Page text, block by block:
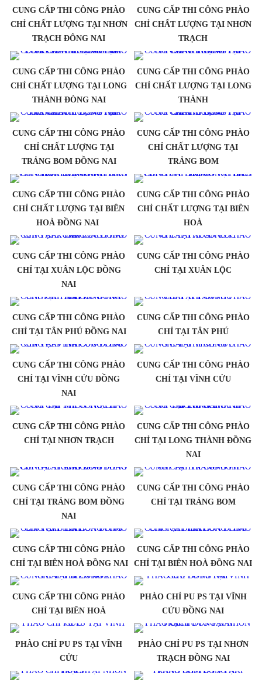
CUNG CẤP THI CÔNG PHÀO
CHỈ CHẤT LƯỢNG TẠI NHƠN
TRẠCH ĐÔNG NAI
CUNG CẤP THI CÔNG PHÀO
CHỈ CHẤT LƯỢNG TẠI NHƠN
TRẠCH
CUNG CẤP THI CÔNG PHÀO
CHỈ CHẤT LƯỢNG TẠI LONG
THÀNH ĐÒNG NAI
CUNG CẤP THI CÔNG PHÀO
CHỈ CHẤT LƯỢNG TẠI LONG
THÀNH
CUNG CẤP THI CÔNG PHÀO
CHỈ CHẤT LƯỢNG TẠI
TRẢNG BOM ĐỒNG NAI
CUNG CẤP THI CÔNG PHÀO
CHỈ CHẤT LƯỢNG TẠI
TRẢNG BOM
CUNG CẤP THI CÔNG PHÀO
CHỈ CHẤT LƯỢNG TẠI BIÊN
HOÀ ĐỒNG NAI
CUNG CẤP THI CÔNG PHÀO
CHỈ CHẤT LƯỢNG TẠI BIÊN
HOÀ
CUNG CẤP THI CÔNG PHÀO
CHỈ TẠI XUÂN LỘC ĐỒNG
NAI
CUNG CẤP THI CÔNG PHÀO
CHỈ TẠI XUÂN LỘC
CUNG CẤP THI CÔNG PHÀO
CHỈ TẠI TÂN PHÚ ĐỒNG NAI
CUNG CẤP THI CÔNG PHÀO
CHỈ TẠI TÂN PHÚ
CUNG CẤP THI CÔNG PHÀO
CHỈ TẠI VĨNH CỬU ĐỒNG
NAI
CUNG CẤP THI CÔNG PHÀO
CHỈ TẠI VĨNH CỬU
CUNG CẤP THI CÔNG PHÀO
CHỈ TẠI NHƠN TRẠCH
CUNG CẤP THI CÔNG PHÀO
CHỈ TẠI LONG THÀNH ĐỒNG
NAI
CUNG CẤP THI CÔNG PHÀO
CHỈ TẠI TRẢNG BOM ĐỒNG
NAI
CUNG CẤP THI CÔNG PHÀO
CHỈ TẠI TRẢNG BOM
CUNG CẤP THI CÔNG PHÀO
CHỈ TẠI BIÊN HOÀ ĐỒNG NAI
CUNG CẤP THI CÔNG PHÀO
CHỈ TẠI BIÊN HOÀ ĐỒNG NAI
CUNG CẤP THI CÔNG PHÀO
CHỈ TẠI BIÊN HOÀ
PHÀO CHỈ PU PS TẠI VĨNH
CỬU ĐỒNG NAI
PHÀO CHỈ PU PS TẠI VĨNH
CỬU
PHÀO CHỈ PU PS TẠI NHƠN
TRẠCH ĐỒNG NAI